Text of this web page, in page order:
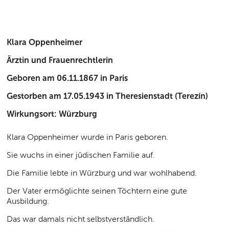
Klara Oppenheimer
Ärztin und Frauenrechtlerin
Geboren am 06.11.1867 in Paris
Gestorben am 17.05.1943 in Theresienstadt (Terezín)
Wirkungsort: Würzburg
Klara Oppenheimer wurde in Paris geboren.
Sie wuchs in einer jüdischen Familie auf.
Die Familie lebte in Würzburg und war wohlhabend.
Der Vater ermöglichte seinen Töchtern eine gute
Ausbildung.
Das war damals nicht selbstverständlich.